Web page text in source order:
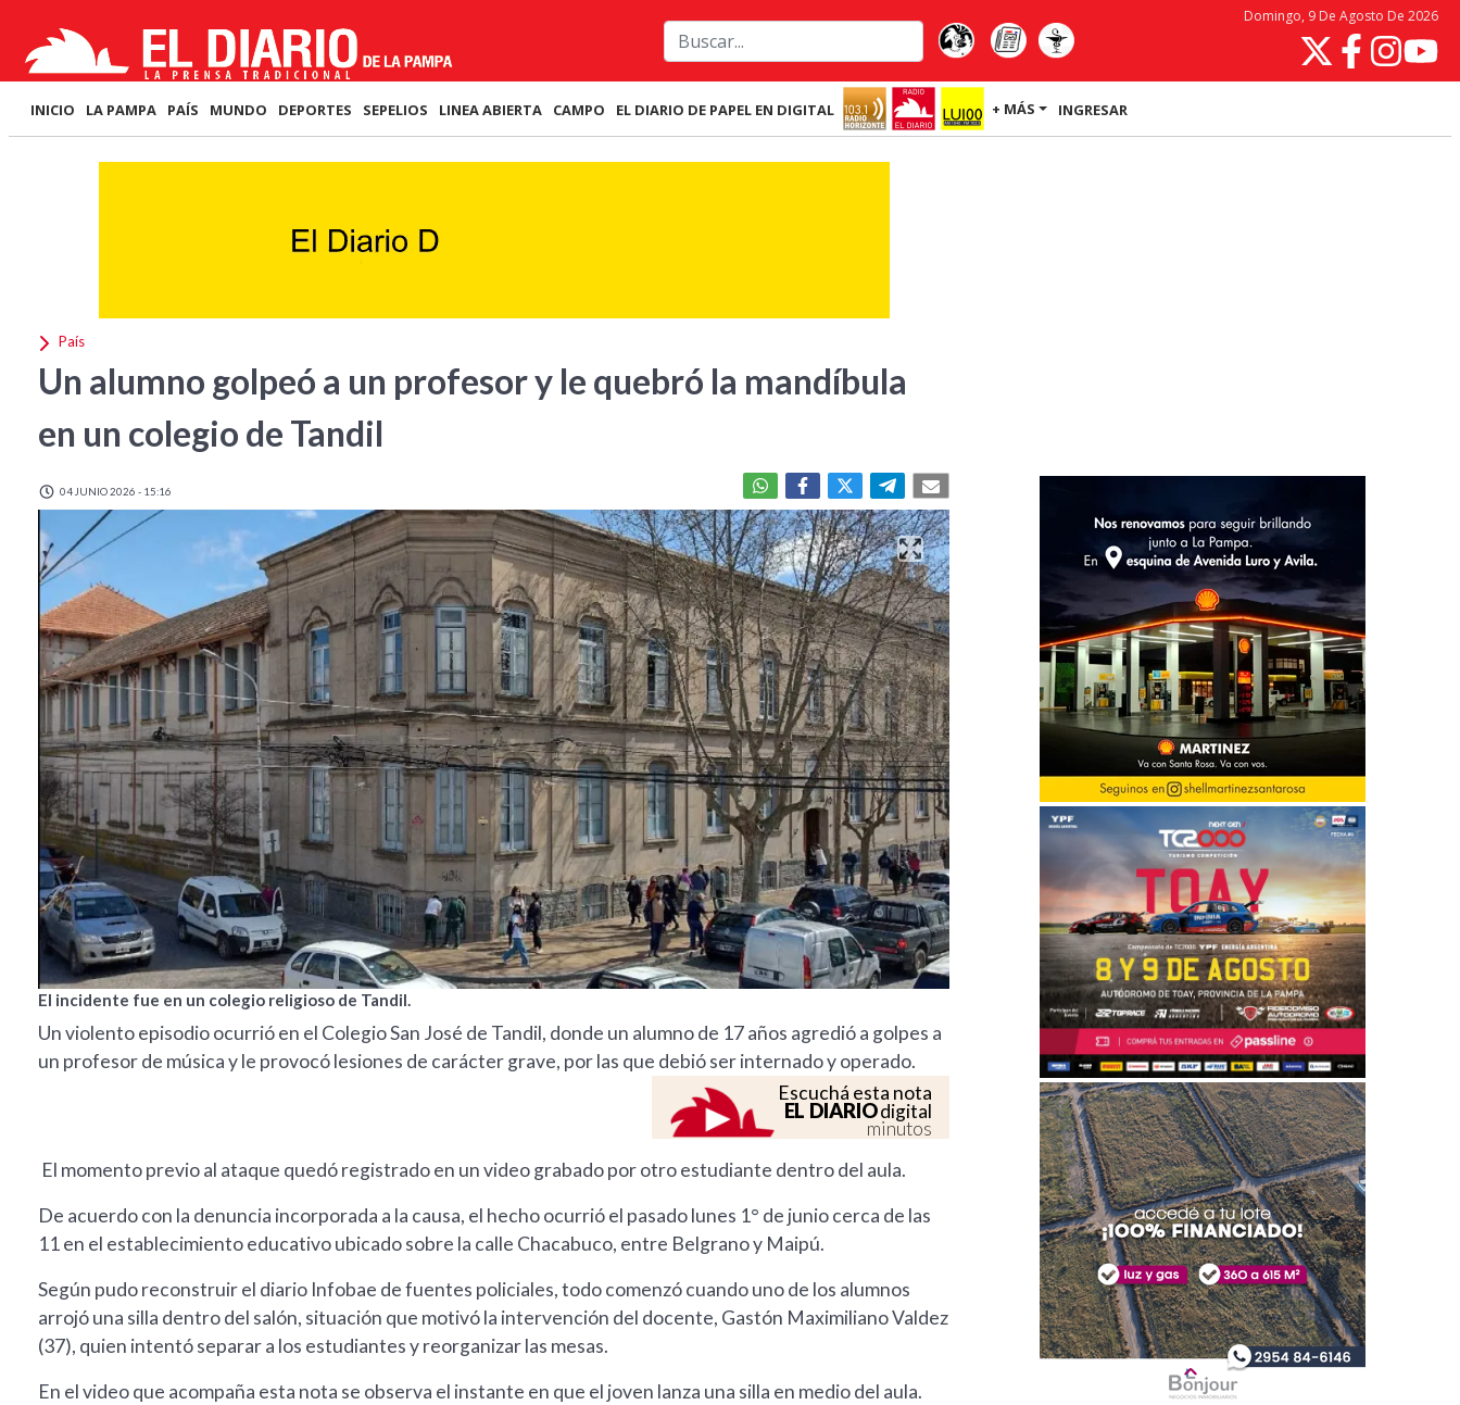
Domingo, 9 De Agosto De 2026
INICIO LA PAMPA PAÍS MUNDO DEPORTES SEPELIOS LINEA ABIERTA CAMPO EL DIARIO DE PAPEL EN DIGITAL + MÁS INGRESAR
País
Un alumno golpeó a un profesor y le quebró la mandíbula
en un colegio de Tandil
04 JUNIO 2026 - 15:16
El incidente fue en un colegio religioso de Tandil.
Un violento episodio ocurrió en el Colegio San José de Tandil, donde un alumno de 17 años agredió a golpes a
un profesor de música y le provocó lesiones de carácter grave, por las que debió ser internado y operado.
Escuchá esta nota
EL DIARIOdigital
minutos
El momento previo al ataque quedó registrado en un video grabado por otro estudiante dentro del aula.
De acuerdo con la denuncia incorporada a la causa, el hecho ocurrió el pasado lunes 1° de junio cerca de las
11 en el establecimiento educativo ubicado sobre la calle Chacabuco, entre Belgrano y Maipú.
Según pudo reconstruir el diario Infobae de fuentes policiales, todo comenzó cuando uno de los alumnos
arrojó una silla dentro del salón, situación que motivó la intervención del docente, Gastón Maximiliano Valdez
(37), quien intentó separar a los estudiantes y reorganizar las mesas.
En el video que acompaña esta nota se observa el instante en que el joven lanza una silla en medio del aula.